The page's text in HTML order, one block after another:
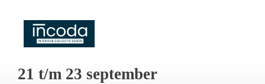
21 t/m 23 september